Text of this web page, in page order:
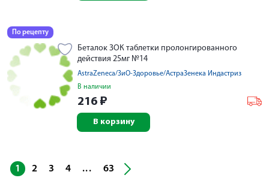
По рецепту
Беталок ЗОК таблетки пролонгированного
действия 25мг №14
AstraZeneca/ЗиО-Здоровье/АстраЗенека Индастриз
В наличии
216 ₽
В корзину
1 2 3 4 ... 63